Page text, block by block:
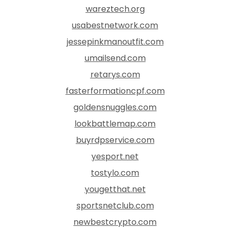
wareztech.org
usabestnetwork.com
jessepinkmanoutfit.com
umailsend.com
retarys.com
fasterformationcpf.com
goldensnuggles.com
lookbattlemap.com
buyrdpservice.com
yesport.net
tostylo.com
yougetthat.net
sportsnetclub.com
newbestcrypto.com